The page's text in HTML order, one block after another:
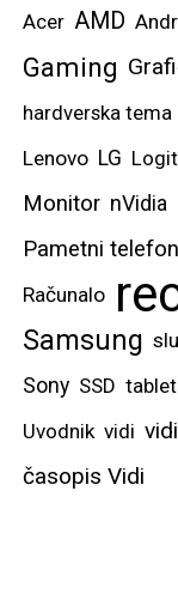
Acer AMD
Gaming
hardverska tema
Lenovo LG
Monitor nVidia
Pametni telefon
Računalo
Samsung
Sony SSD tablet
Uvodnik vidi
časopis Vidi